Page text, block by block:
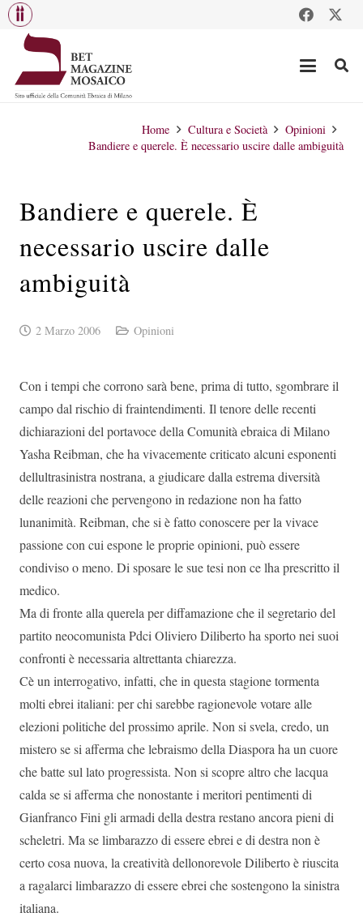
Home Cultura e Società
Opinioni
Bandiere e querele. È necessario uscire dalle ambiguità
Bandiere e querele. È
necessario uscire dalle
ambiguità
2 Marzo 2006 Opinioni
Con i tempi che corrono sarà bene, prima di tutto, sgombrare il
campo dal rischio di fraintendimenti. Il tenore delle recenti
dichiarazioni del portavoce della Comunità ebraica di Milano
Yasha Reibman, che ha vivacemente criticato alcuni esponenti
dellultrasinistra nostrana, a giudicare dalla estrema diversità
delle reazioni che pervengono in redazione non ha fatto
lunanimità. Reibman, che si è fatto conoscere per la vivace
passione con cui espone le proprie opinioni, può essere
condiviso o meno. Di sposare le sue tesi non ce lha prescritto il
medico.
Ma di fronte alla querela per diffamazione che il segretario del
partito neocomunista Pdci Oliviero Diliberto ha sporto nei suoi
confronti è necessaria altrettanta chiarezza.
Cè un interrogativo, infatti, che in questa stagione tormenta
molti ebrei italiani: per chi sarebbe ragionevole votare alle
elezioni politiche del prossimo aprile. Non si svela, credo, un
mistero se si afferma che lebraismo della Diaspora ha un cuore
che batte sul lato progressista. Non si scopre altro che lacqua
calda se si afferma che nonostante i meritori pentimenti di
Gianfranco Fini gli armadi della destra restano ancora pieni di
scheletri. Ma se limbarazzo di essere ebrei e di destra non è
certo cosa nuova, la creatività dellonorevole Diliberto è riuscita
a ragalarci limbarazzo di essere ebrei che sostengono la sinistra
italiana.